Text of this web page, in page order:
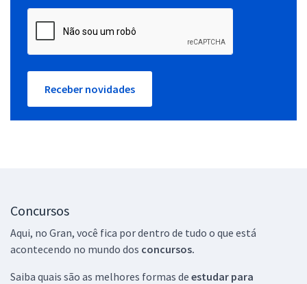
Receber novidades
Concursos
Aqui, no Gran, você fica por dentro de tudo o que está
acontecendo no mundo dos concursos.
Saiba quais são as melhores formas de estudar para